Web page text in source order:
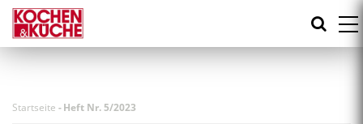
Direkt
zum
Inhalt
Startseite -Heft Nr. 5/2023